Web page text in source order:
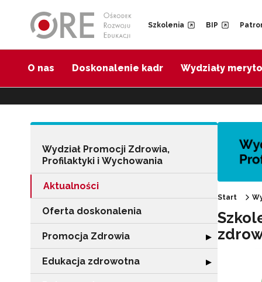
Szkolenia BIP
O nas Doskonalenie kadr Wydziały
Wydział Promocji Zdrowia,
Profilaktyki i Wychowania
Aktualności
Oferta doskonalenia
Promocja Zdrowia Rozwiń sekcję
▶
Edukacja zdrowotna Rozwiń sekcję
▶
Start